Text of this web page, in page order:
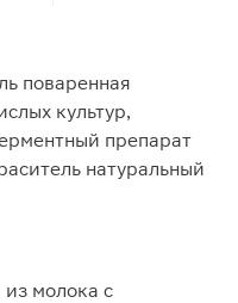
поваренная
культур,
препарат
натуральный
молока с